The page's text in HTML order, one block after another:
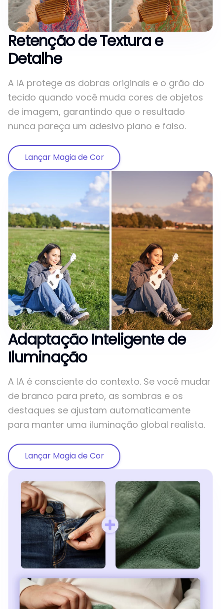
Retenção de Textura e
Detalhe
A IA protege as dobras originais e o grão do
tecido quando você muda cores de objetos
de imagem, garantindo que o resultado
nunca pareça um adesivo plano e falso.
Lançar Magia de Cor
Adaptação Inteligente de
Iluminação
A IA é consciente do contexto. Se você mudar
de branco para preto, as sombras e os
destaques se ajustam automaticamente
para manter uma iluminação global realista.
Lançar Magia de Cor